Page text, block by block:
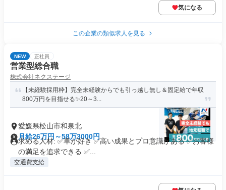
気になる
この企業の類似求人を見る
NEW 正社員
営業型総合職
株式会社ネクステージ
【未経験採用枠】完全未経験からでも引っ越し無し＆固定給で年収
800万円を目指せる✨20～3...
愛媛県松山市和泉北
月給26万円～58万3000円
求める人材: ✅車が好き ✅高い成果とプロ意識がある ✅お客様
の満足を追求できる ✅...
交通費支給